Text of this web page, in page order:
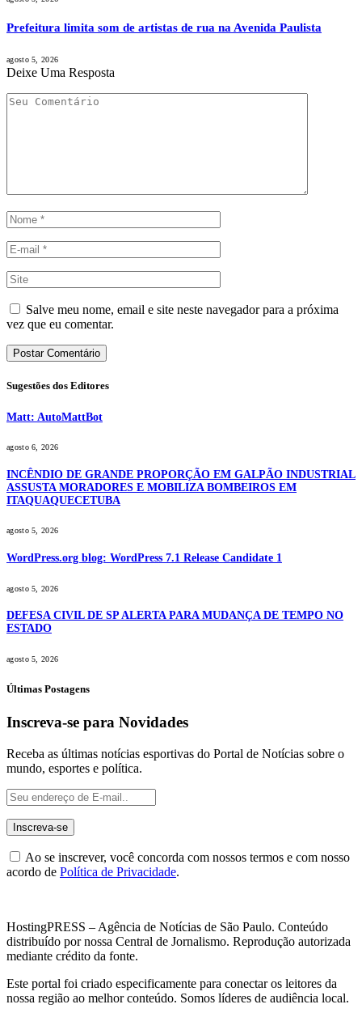
Prefeitura limita som de artistas de rua na Avenida Paulista
agosto 5, 2026
Deixe Uma Resposta
Salve meu nome, email e site neste navegador para a próxima
vez que eu comentar.
Sugestões dos Editores
Matt: AutoMattBot
agosto 6, 2026
INCÊNDIO DE GRANDE PROPORÇÃO EM GALPÃO INDUSTRIAL
ASSUSTA MORADORES E MOBILIZA BOMBEIROS EM
ITAQUAQUECETUBA
agosto 5, 2026
WordPress.org blog: WordPress 7.1 Release Candidate 1
agosto 5, 2026
DEFESA CIVIL DE SP ALERTA PARA MUDANÇA DE TEMPO NO
ESTADO
agosto 5, 2026
Últimas Postagens
Inscreva-se para Novidades
Receba as últimas notícias esportivas do Portal de Notícias sobre o
mundo, esportes e política.
Ao se inscrever, você concorda com nossos termos e com nosso
acordo de Política de Privacidade.
HostingPRESS – Agência de Notícias de São Paulo. Conteúdo
distribuído por nossa Central de Jornalismo. Reprodução autorizada
mediante crédito da fonte.
Este portal foi criado especificamente para conectar os leitores da
nossa região ao melhor conteúdo. Somos líderes de audiência local.